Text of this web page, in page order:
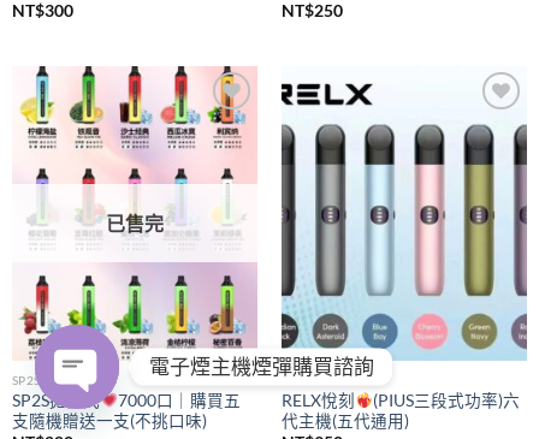
NT$300
NT$250
Add to
wishlist
已售完
SP2S
SP2S拋棄式
7000口｜購買五
支隨機贈送一支(不挑口味)
Add to
wishlist
RELX
RELX悅刻
(PIUS三段式功率)六
代主機(五代通用)
電子煙主機煙彈購買諮詢
OPEN